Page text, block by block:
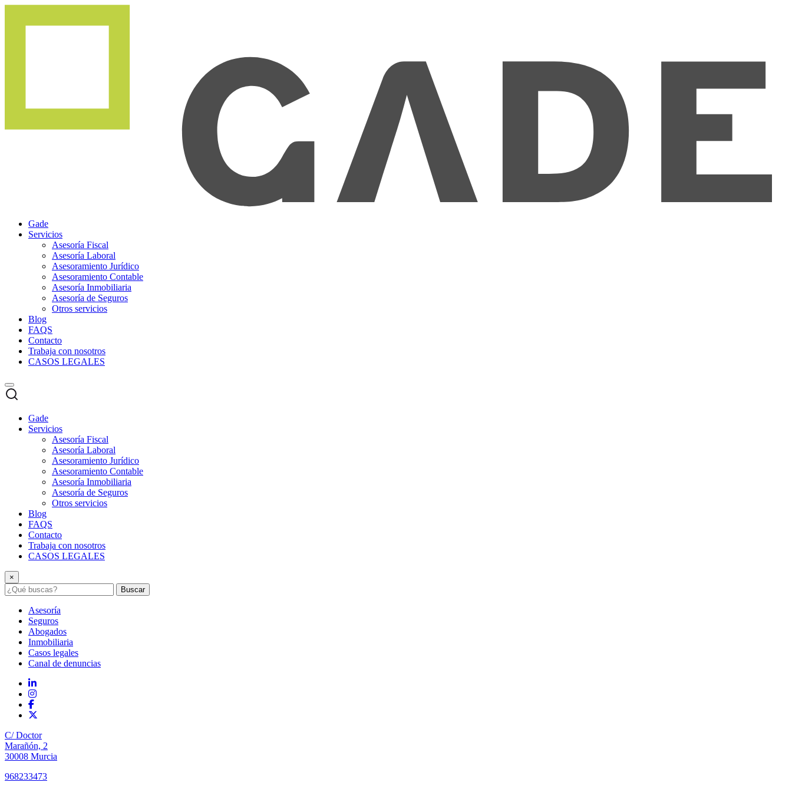
Gade
Servicios
Asesoría Fiscal
Asesoría Laboral
Asesoramiento Jurídico
Asesoramiento Contable
Asesoría Inmobiliaria
Asesoría de Seguros
Otros servicios
Blog
FAQS
Contacto
Trabaja con nosotros
CASOS LEGALES
Gade
Servicios
Asesoría Fiscal
Asesoría Laboral
Asesoramiento Jurídico
Asesoramiento Contable
Asesoría Inmobiliaria
Asesoría de Seguros
Otros servicios
Blog
FAQS
Contacto
Trabaja con nosotros
CASOS LEGALES
×
Buscar
Asesoría
Seguros
Abogados
Inmobiliaria
Casos legales
Canal de denuncias
C/ Doctor
Marañón, 2
30008 Murcia
968233473